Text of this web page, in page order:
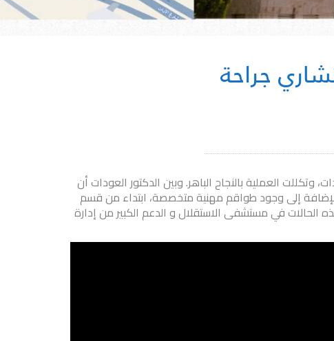
جراحة
العملية بالنجاح الباهر. وبين الدكتور العودات أن
إلى وجود طواقم مهنية متخصصة، ابتداء من قسم
الحالات في مستشفى الاستقلال و الدعم الكبير من إدارة